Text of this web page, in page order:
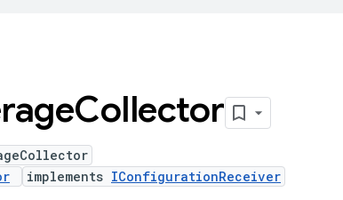
Collector
implements IConfigurationReceiver